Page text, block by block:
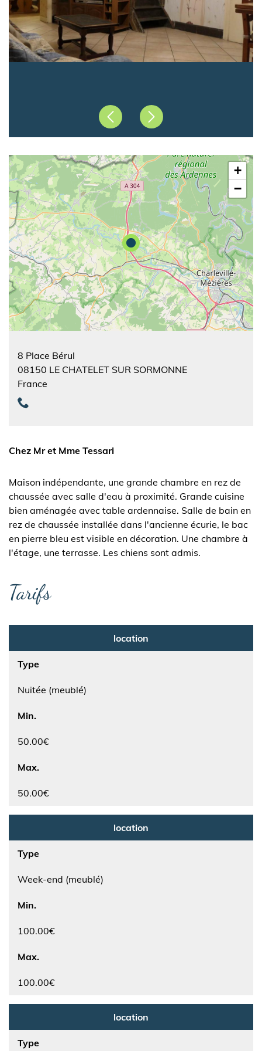
PrécédentSuivant
+
−
8 Place Bérul
08150 LE CHATELET SUR SORMONNE
France
Chez Mr et Mme Tessari
Maison indépendante, une grande chambre en rez de
chaussée avec salle d'eau à proximité. Grande cuisine
bien aménagée avec table ardennaise. Salle de bain en
rez de chaussée installée dans l'ancienne écurie, le bac
en pierre bleu est visible en décoration. Une chambre à
l'étage, une terrasse. Les chiens sont admis.
Tarifs
location
Type
Nuitée (meublé)
Min.
50.00€
Max.
50.00€
location
Type
Week-end (meublé)
Min.
100.00€
Max.
100.00€
location
Type